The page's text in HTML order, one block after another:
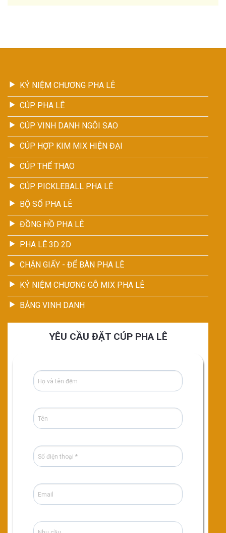
KỶ NIỆM CHƯƠNG PHA LÊ
CÚP PHA LÊ
CÚP VINH DANH NGÔI SAO
CÚP HỢP KIM MIX HIỆN ĐẠI
CÚP THỂ THAO
CÚP PICKLEBALL PHA LÊ
BỘ SỐ PHA LÊ
ĐỒNG HỒ PHA LÊ
PHA LÊ 3D 2D
CHẶN GIẤY - ĐỂ BÀN PHA LÊ
KỶ NIỆM CHƯƠNG GỖ MIX PHA LÊ
BẢNG VINH DANH
YÊU CẦU ĐẶT CÚP PHA LÊ